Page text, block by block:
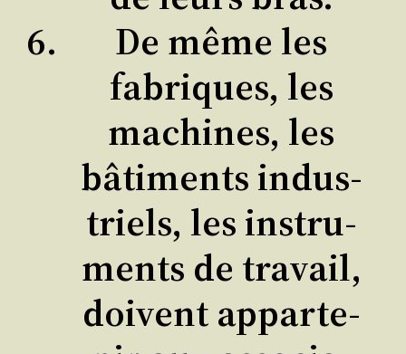
De même les
fabriques, les
machines, les
bâti­ments indus­
triels, les ins­tru­
ments de tra­vail,
doivent appar­te­